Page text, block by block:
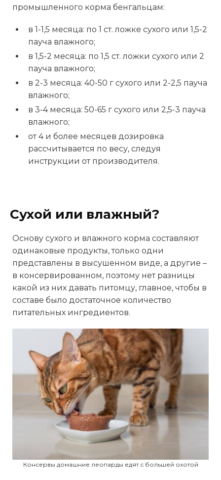
промышленного корма бенгальцам:
в 1-1,5 месяца: по 1 ст. ложке сухого или 1,5-2
пауча влажного;
в 1,5-2 месяца: по 1,5 ст. ложки сухого или 2
пауча влажного;
в 2-3 месяца: 40-50 г сухого или 2-2,5 пауча
влажного;
в 3-4 месяца: 50-65 г сухого или 2,5-3 пауча
влажного;
от 4 и более месяцев дозировка
рассчитывается по весу, следуя
инструкции от производителя.
Сухой или влажный?
Основу сухого и влажного корма составляют
одинаковые продукты, только одни
представлены в высушенном виде, а другие –
в консервированном, поэтому нет разницы
какой из них давать питомцу, главное, чтобы в
составе было достаточное количество
питательных ингредиентов.
Консервы домашние леопарды едят с большей охотой